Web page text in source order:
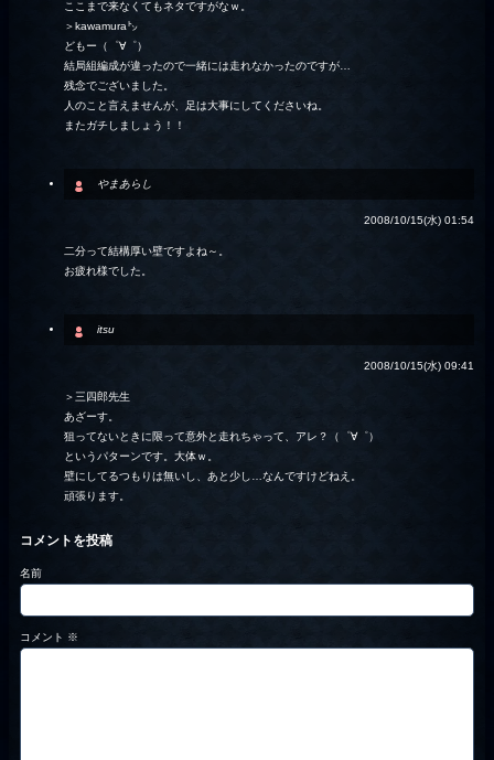
ここまで来なくてもネタですがなｗ。
＞kawamura㌧
どもー（゜∀゜）
結局組編成が違ったので一緒には走れなかったのですが…
残念でございました。
人のこと言えませんが、足は大事にしてくださいね。
またガチしましょう！！
やまあらし
2008/10/15(水) 01:54
二分って結構厚い壁ですよね～。
お疲れ様でした。
itsu
2008/10/15(水) 09:41
＞三四郎先生
あざーす。
狙ってないときに限って意外と走れちゃって、アレ？（゜∀゜）
というパターンです。大体ｗ。
壁にしてるつもりは無いし、あと少し…なんですけどねえ。
頑張ります。
コメントを投稿
名前
コメント ※